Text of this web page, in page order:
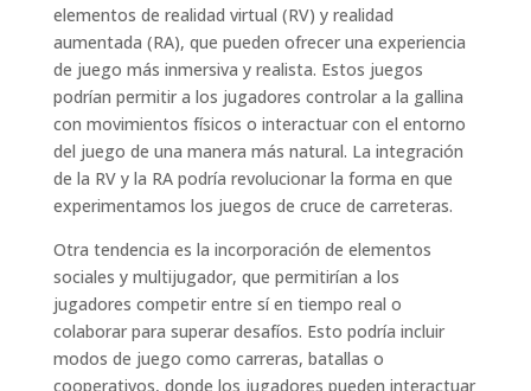
elementos de realidad virtual (RV) y realidad
aumentada (RA), que pueden ofrecer una experiencia
de juego más inmersiva y realista. Estos juegos
podrían permitir a los jugadores controlar a la gallina
con movimientos físicos o interactuar con el entorno
del juego de una manera más natural. La integración
de la RV y la RA podría revolucionar la forma en que
experimentamos los juegos de cruce de carreteras.
Otra tendencia es la incorporación de elementos
sociales y multijugador, que permitirían a los
jugadores competir entre sí en tiempo real o
colaborar para superar desafíos. Esto podría incluir
modos de juego como carreras, batallas o
cooperativos, donde los jugadores pueden interactuar